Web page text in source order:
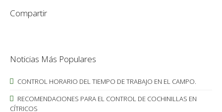
Compartir
Noticias Más Populares
CONTROL HORARIO DEL TIEMPO DE TRABAJO EN EL CAMPO.
RECOMENDACIONES PARA EL CONTROL DE COCHINILLAS EN
CÍTRICOS